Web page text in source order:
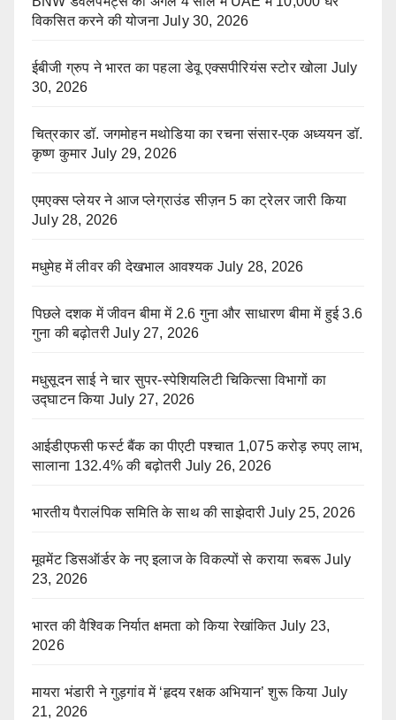
विकसित करने की योजना July 30, 2026
ईबीजी ग्रुप ने भारत का पहला डेवू एक्सपीरियंस स्टोर खोला July
30, 2026
चित्रकार डॉ. जगमोहन मथोडिया का रचना संसार-एक अध्ययन डॉ.
कृष्ण कुमार July 29, 2026
एमएक्स प्लेयर ने आज प्लेग्राउंड सीज़न 5 का ट्रेलर जारी किया
July 28, 2026
मधुमेह में लीवर की देखभाल आवश्यक July 28, 2026
पिछले दशक में जीवन बीमा में 2.6 गुना और साधारण बीमा में हुई 3.6
गुना की बढ़ोतरी July 27, 2026
मधुसूदन साई ने चार सुपर-स्पेशियलिटी चिकित्सा विभागों का
उद्घाटन किया July 27, 2026
आईडीएफसी फर्स्ट बैंक का पीएटी पश्चात 1,075 करोड़ रुपए लाभ,
सालाना 132.4% की बढ़ोतरी July 26, 2026
भारतीय पैरालंपिक समिति के साथ की साझेदारी July 25, 2026
मूवमेंट डिसऑर्डर के नए इलाज के विकल्पों से कराया रूबरू July
23, 2026
भारत की वैश्विक निर्यात क्षमता को किया रेखांकित July 23,
2026
मायरा भंडारी ने गुड़गांव में ‘हृदय रक्षक अभियान’ शुरू किया July
21, 2026